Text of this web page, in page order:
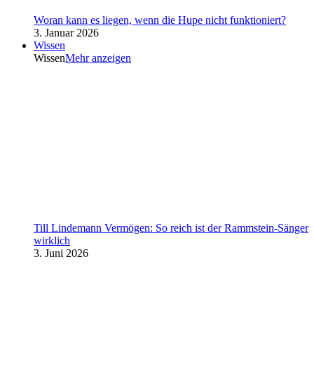
Woran kann es liegen, wenn die Hupe nicht funktioniert?
3. Januar 2026
Wissen
WissenMehr anzeigen
Till Lindemann Vermögen: So reich ist der Rammstein-Sänger
wirklich
3. Juni 2026